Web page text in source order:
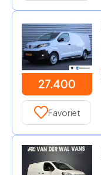
27.400
Favoriet